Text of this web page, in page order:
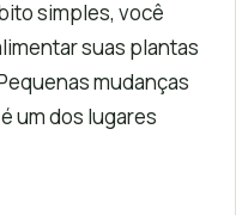
simples, você
suas plantas
mudanças
um dos lugares